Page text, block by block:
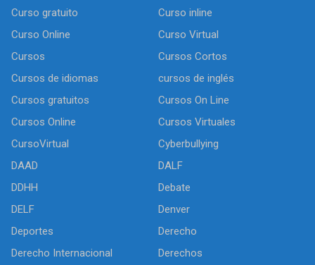
Curso gratuito
Curso inline
Curso Online
Curso Virtual
Cursos
Cursos Cortos
Cursos de idiomas
cursos de inglés
Cursos gratuitos
Cursos On Line
Cursos Online
Cursos Virtuales
CursoVirtual
Cyberbullying
DAAD
DALF
DDHH
Debate
DELF
Denver
Deportes
Derecho
Derecho Internacional
Derechos